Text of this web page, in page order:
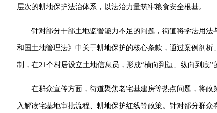
层次的耕地保护法治体系，以法治力量筑牢粮食安全根基。
针对部分干部土地监管能力不足的问题，街道将学法用
和国土地管理法》中关于耕地保护的核心条款，通过案例剖
制，在21个村居设立土地信息员，形成“横向到边、纵向到底”
在群众宣传方面，街道聚焦老宅基建房等热点问题，将
入解读宅基地审批流程、耕地保护红线等政策。针对部分群